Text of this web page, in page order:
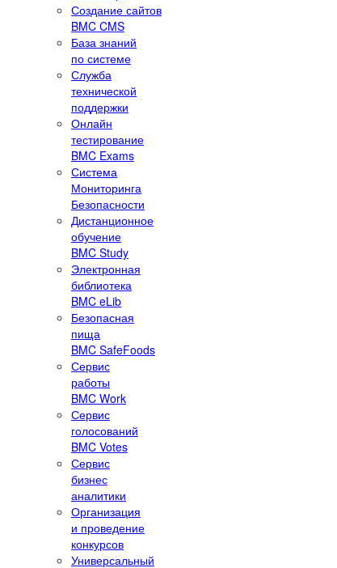
Создание сайтов
BMC CMS
База знаний
по системе
Служба
технической
поддержки
Онлайн
тестирование
BMC Exams
Система
Мониторинга
Безопасности
Дистанционное
обучение
BMC Study
Электронная
библиотека
BMC eLib
Безопасная
пища
BMC SafeFoods
Сервис
работы
BMC Work
Сервис
голосований
BMC Votes
Сервис
бизнес
аналитики
Организация
и проведение
конкурсов
Универсальный